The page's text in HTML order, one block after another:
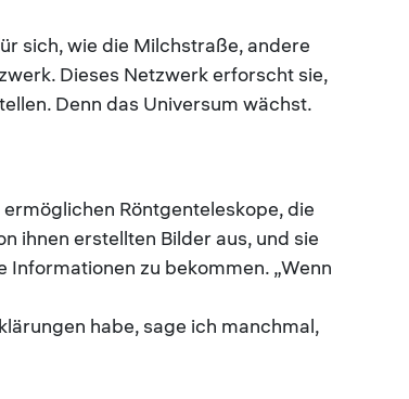
sich, wie die Milchstraße, andere
Dieses Netzwerk erforscht sie,
Denn das Universum wächst.
Röntgenteleskope, die
ihnen erstellten Bilder aus, und sie
zu bekommen. „Wenn
habe, sage ich manchmal,